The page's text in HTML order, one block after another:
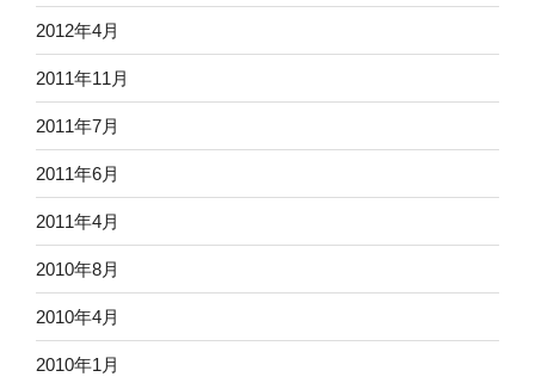
2012年4月
2011年11月
2011年7月
2011年6月
2011年4月
2010年8月
2010年4月
2010年1月